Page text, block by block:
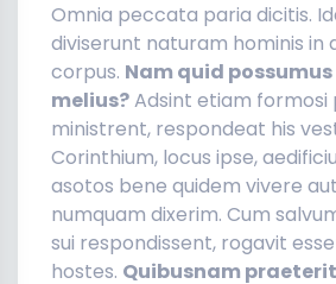
Omnia peccata paria dicitis.
diviserunt naturam hominis in
corpus. Nam quid
melius?Adsint etiam formosi
ministrent, respondeat his
Corinthium, locus ipse,
asotos bene quidem vivere
numquam dixerim. Cum
sui respondissent, rogavit
hostes. Quibusnam